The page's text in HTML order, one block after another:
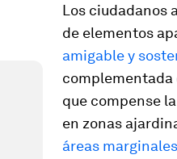
Los ciudadanos
de elementos
amigable y
complementada
que compense
en zonas
áreas